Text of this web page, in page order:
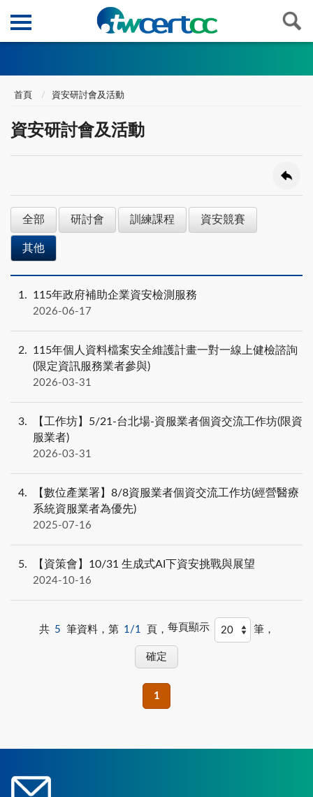
首頁 資安研討會及活動
資安研討會及活動
全部 研討會 訓練課程 資安競賽
其他
1 115年政府補助企業資安檢測服務
2026-06-17
2
115年個人資料檔案安全維護計畫一對一線上健檢諮詢
(限定資訊服務業者參與)
2026-03-31
3
【工作坊】5/21-台北場-資服業者個資交流工作坊(限資
服業者)
2026-03-31
4
【數位產業署】8/8資服業者個資交流工作坊(經營醫療
系統資服業者為優先)
2025-07-16
5 【資策會】10/31 生成式AI下資安挑戰與展望
2024-10-16
共 5 筆資料，第 1/1 頁， 每頁顯示 筆，
1